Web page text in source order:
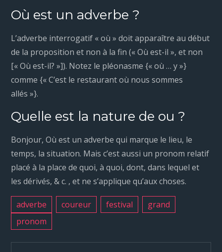
Où est un adverbe ?
L’adverbe interrogatif « où » doit apparaître au début
de la proposition et non à la fin (« Où est-il », et non
[« Où est-il? »]). Notez le pléonasme {« où … y »}
comme {« C’est le restaurant où nous sommes
allés »}.
Quelle est la nature de ou ?
Bonjour, Où est un adverbe qui marque le lieu, le
temps, la situation. Mais c’est aussi un pronom relatif
placé à la place de quoi, à quoi, dont, dans lequel et
les dérivés, & c. , et ne s’applique qu’aux choses.
adverbe coureur festival
grand
pronom